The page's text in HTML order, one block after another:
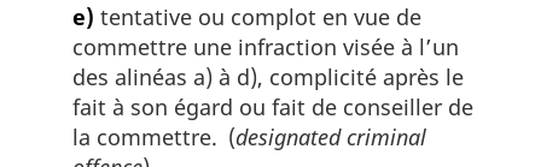
e) tentative ou complot en vue de
commettre une infraction visée à l’un
des alinéas a) à d), complicité après le
fait à son égard ou fait de conseiller de
la commettre. (designated criminal